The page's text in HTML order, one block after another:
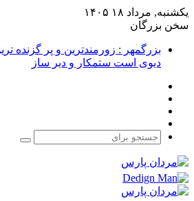
یکشنبه, مرداد ۱۸ ۱۴۰۵
سخن بزرگان
بزرگمهر : زورمندترین و پر گزنده
دیوی است ستمکار و دیر ساز
جستجو